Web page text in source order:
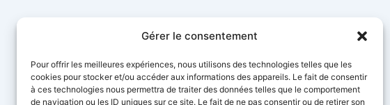
Gérer le consentement
Pour offrir les meilleures expériences, nous utilisons des technologies telles que les
cookies pour stocker et/ou accéder aux informations des appareils. Le fait de consentir
à ces technologies nous permettra de traiter des données telles que le comportement
de navigation ou les ID uniques sur ce site. Le fait de ne pas consentir ou de retirer son